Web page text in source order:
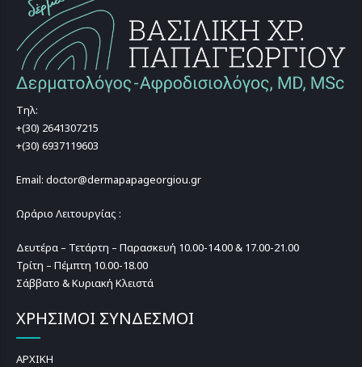
Τηλ:
+(30) 2641307215
+(30) 6937119603
Email: doctor@dermapapageorgiou.gr
Ωράριο Λειτουργίας :
Δευτέρα – Τετάρτη – Παρασκευή 10.00-14.00 & 17.00-21.00
Τρίτη – Πέμπτη 10.00-18.00
Σάββατο & Κυριακή Κλειστά
ΧΡΗΣΙΜΟΙ ΣΥΝΔΕΣΜΟΙ
ΑΡΧΙΚΗ